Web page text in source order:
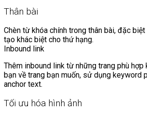
Thân bài
Chèn từ khóa chính trong thân bài, đặc
tạo khác biệt cho thứ hạng.
Inbound link
Thêm inbound link từ những trang phù
bạn về trang bạn muốn, sử dụng keyword
anchor text.
Tối ưu hóa hình ảnh